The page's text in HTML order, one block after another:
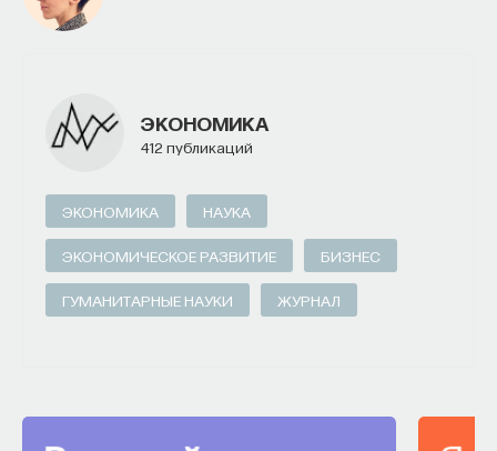
ЭКОНОМИКА
412 публикаций
ЭКОНОМИКА НАУКА
ЭКОНОМИЧЕСКОЕ РАЗВИТИЕ БИЗНЕС
ГУМАНИТАРНЫЕ НАУКИ ЖУРНАЛ